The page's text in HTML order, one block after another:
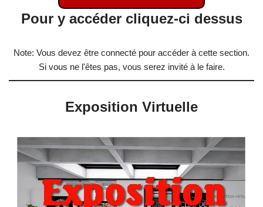
Pour y accéder cliquez-ci dessus
Note: Vous devez être connecté pour accéder à cette section.
Si vous ne l'êtes pas, vous serez invité à le faire.
Exposition Virtuelle